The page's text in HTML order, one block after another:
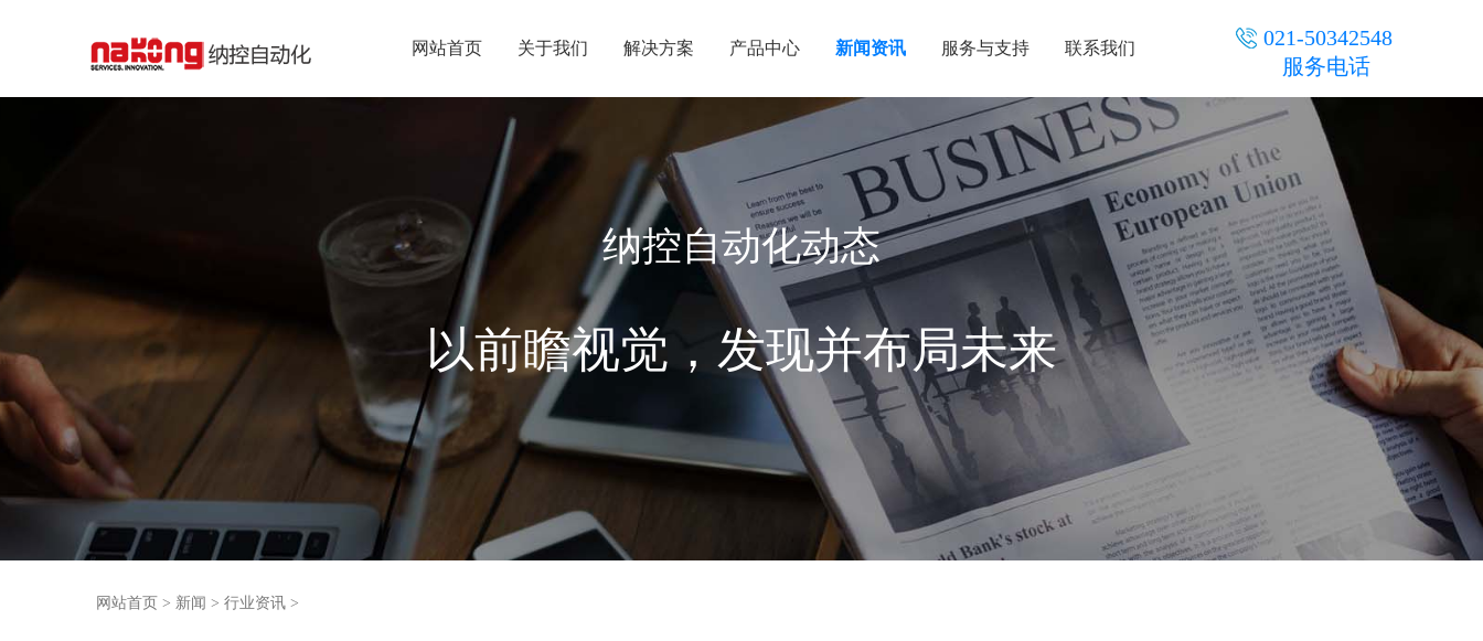
021-50342548
服务电话
网站首页 关于我们 解决方案 产品中心 新闻资讯 服务与支持 联系我们
纳控自动化动态
以前瞻视觉，发现并布局未来
网站首页 > 新闻 > 行业资讯 >